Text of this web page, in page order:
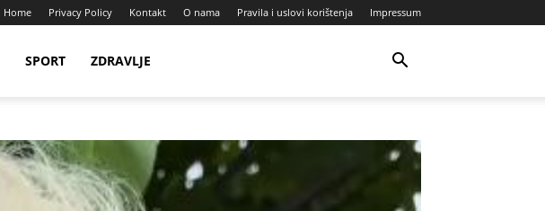
Home Privacy Policy Kontakt O nama Pravila i uslovi korištenja Impressum
SPORT ZDRAVLJE